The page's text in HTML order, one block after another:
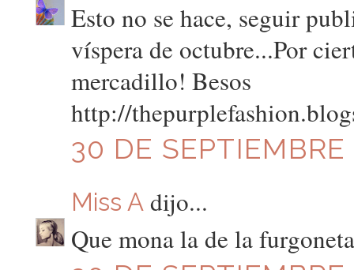
Esto no se hace, seguir
víspera de octubre...Por
mercadillo! Besos
http://
30 DE
Miss Adijo...
Que mona la de la furgoneta